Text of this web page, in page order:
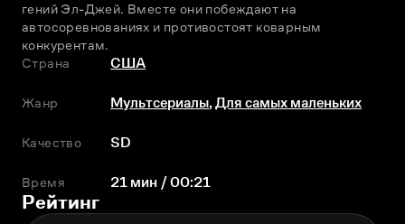
гений Эл-Джей. Вместе они побеждают на
автосоревнованиях и противостоят коварным
конкурентам.
Страна
США
Жанр Мультсериалы,Для самых маленьких
Качество SD
Время 21 мин / 00:21
Рейтинг